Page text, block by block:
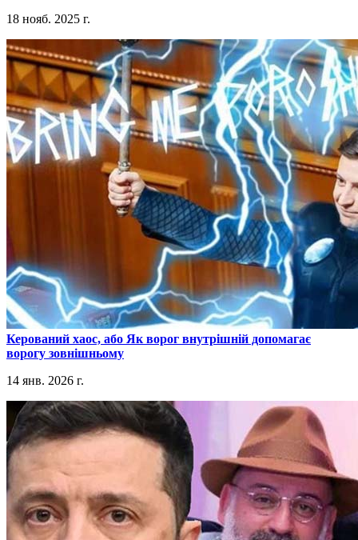
18 нояб. 2025 г.
​Керований хаос, або Як ворог внутрішній допомагає
ворогу зовнішньому
14 янв. 2026 г.